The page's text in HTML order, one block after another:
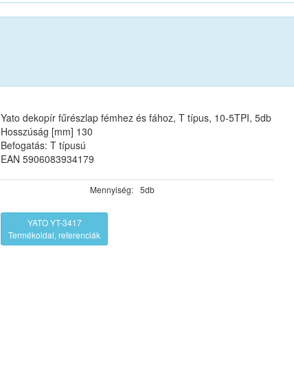
Yato dekopír fűrészlap fémhez és fához, T típus, 10-5TPI, 5db
Hosszúság [mm] 130
Befogatás: T típusú
EAN 5906083934179
Mennyiség: 5db
YATO YT-3417
Termékoldal, referenciák